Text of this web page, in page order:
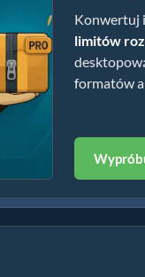
Konwertuj
limitów
formatów